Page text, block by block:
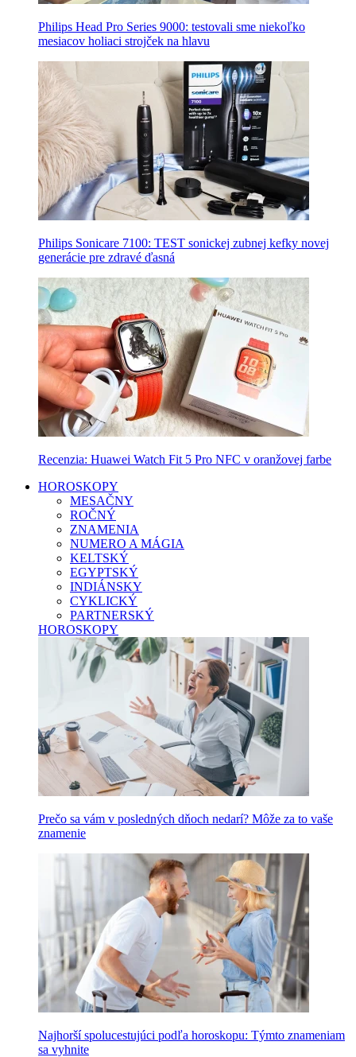
Philips Head Pro Series 9000: testovali sme niekoľko
mesiacov holiaci strojček na hlavu
Philips Sonicare 7100: TEST sonickej zubnej kefky novej
generácie pre zdravé ďasná
Recenzia: Huawei Watch Fit 5 Pro NFC v oranžovej farbe
HOROSKOPY
MESAČNY
ROČNÝ
ZNAMENIA
NUMERO A MÁGIA
KELTSKÝ
EGYPTSKÝ
INDIÁNSKY
CYKLICKÝ
PARTNERSKÝ
HOROSKOPY
Prečo sa vám v posledných dňoch nedarí? Môže za to vaše
znamenie
Najhorší spolucestujúci podľa horoskopu: Týmto znameniam
sa vyhnite